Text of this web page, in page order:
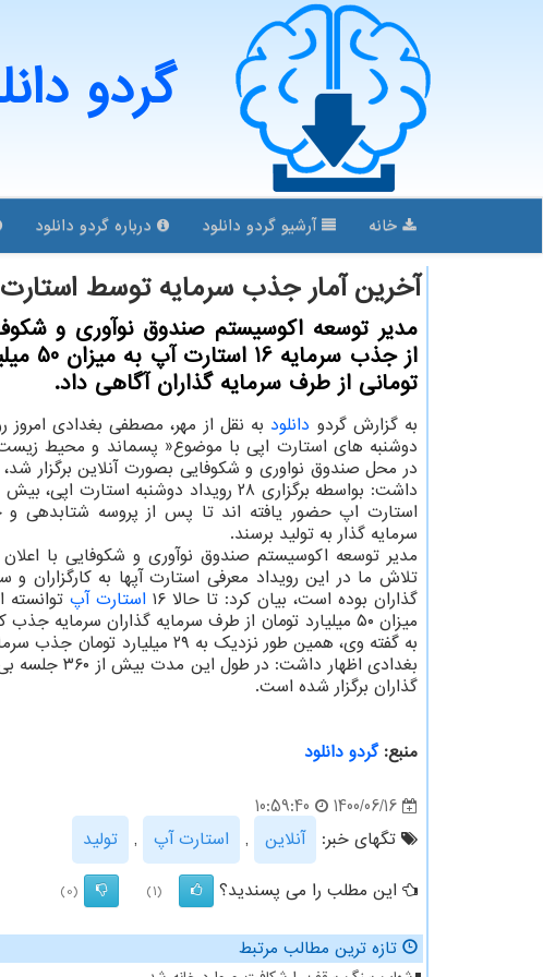
گردو
خانه آرشیو گردو دانلود درباره گردو دانلود
آخرین آمار جذب سرمایه توسط
مدیر توسعه اکوسیستم صندوق نوآوری و
از جذب سرمایه 16
تومانی از طرف سرمایه گذاران آگاهی داد.
به گزارش گردو دانلود به نقل از مهر، مصطفی بغدادی امروز
دوشنبه های استارت اپی با موضوع« پسماند و محیط
در محل صندوق نواوری و شکوفایی بصورت آنلاین برگزار شد،
استارت اپ حضور یافته اند تا پس از پروسه شتابدهی
سرمایه گذار به تولید برسند.
مدیر توسعه اکوسیستم صندوق نوآوری و شکوفایی با اعلان
تلاش ما در این رویداد معرفی استارت آپها به کارگزاران و
گذاران بوده است، بیان کرد: تا حالا ۱۶
استارت آپ توانسته
میزان ۵۰ میلیارد تومان از طرف سرمایه گذاران سرمایه جذب کنند.
به گفته وی، همین طور نزدیک به ۲۹ میلیارد تومان جذب سرمایه برای ۱۴ استارت اپ دیگر درحال مذاکره است.
بغدادی
گذاران برگزار شده است.
منبع:گردو دانلود
1400/06/16
10:59:40
تگهای خبر:
آنلاین , استارت آپ ,
تولید
این مطلب را می پسندید؟
(1)
(0)
تازه ترین مطالب مرتبط